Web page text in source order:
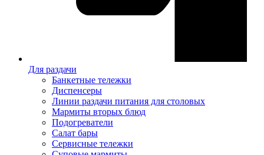
Для раздачи
Банкетные тележки
Диспенсеры
Линии раздачи питания для столовых
Мармиты вторых блюд
Подогреватели
Салат бары
Сервисные тележки